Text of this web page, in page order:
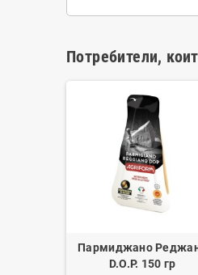
Потребители,
Пармиджано
D.O.P. 150 гр